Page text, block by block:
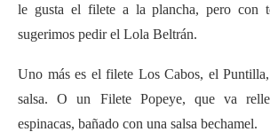
le gusta el filete a la plancha, pero con
sugerimos pedir el Lola Beltrán.
Uno más es el filete Los Cabos, el
salsa. O un Filete Popeye, que va
espinacas, bañado con una salsa bechamel.